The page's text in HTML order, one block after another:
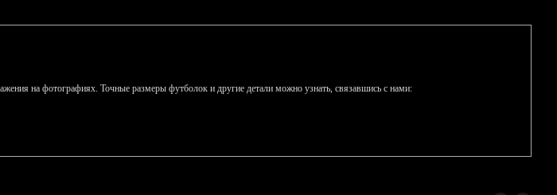
на фотографиях. Точные размеры футболок и другие детали можно узнать, связавшись с нами: